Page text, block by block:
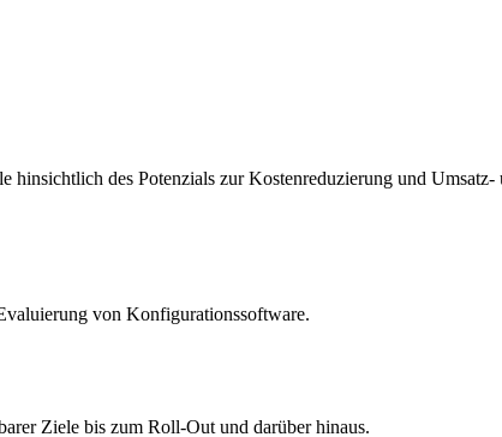
hinsichtlich des Potenzials zur Kostenreduzierung und
von Konfigurationssoftware.
Ziele bis zum Roll-Out und darüber hinaus.